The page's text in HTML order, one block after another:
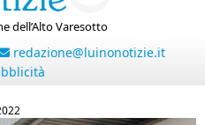
dell’Alto Varesotto
redazione@luinonotizie.it